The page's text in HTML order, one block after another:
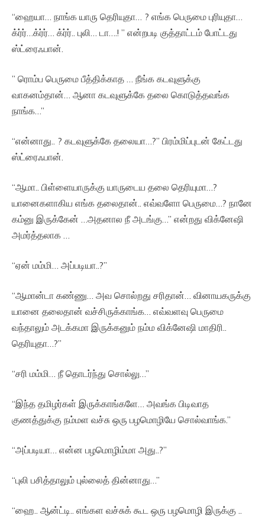
“ஹையா… நாங்க யாரு தெரியுதா… ? எங்க பெருமை புரியுதா…
க்ர்ர்…க்ர்ர்… க்ர்ர்.. புலி… டா….! ” என்றபடி குத்தாட்டம் போட்டது
ஸ்ட்ரைஃபான்.
” ரொம்ப பெருமை பீத்திக்காத … நீங்க கடவுளுக்கு
வாகனம்தான்… ஆனா கடவுளுக்கே தலை கொடுத்தவங்க
நாங்க…”
“என்னாது.. ? கடவுளுக்கே தலையா…?” பிரம்மிப்புடன் கேட்டது
ஸ்ட்ரைஃபான்.
“ஆமா.. பிள்ளையாருக்கு யாருடைய தலை தெரியுமா…?
யானைகளாகிய எங்க தலைதான்.. எவ்வளோ பெருமை…? நானே
கம்னு இருக்கேன் …அதனால நீ அடங்கு…” என்றது விக்னேஷி
அமர்த்தலாக …
“ஏன் மம்மி… அப்படியா..?”
“ஆமான்டா கண்ணு… அவ சொல்றது சரிதான்… வினாயகருக்கு
யானை தலைதான் வச்சிருக்காங்க… எவ்வளவு பெருமை
வந்தாலும் அடக்கமா இருக்கனும் நம்ம விக்னேஷி மாதிரி..
தெரியுதா…?”
“சரி மம்மி… நீ தொடர்ந்து சொல்லு…”
“இந்த தமிழர்கள் இருக்காங்களே… அவங்க பிடிவாத
குணத்துக்கு நம்மள வச்சு ஒரு பழமொழியே சொல்வாங்க.”
“அப்படியா… என்ன பழமொழிம்மா அது..?”
“புலி பசித்தாலும் புல்லைத் தின்னாது…”
“ஹை.. ஆன்ட்டி.. எங்கள வச்சுக் கூட ஒரு பழமொழி இருக்கு ..